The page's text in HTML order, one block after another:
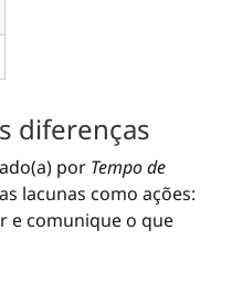
diferenças
por Tempo de
lacunas como ações:
e comunique o que